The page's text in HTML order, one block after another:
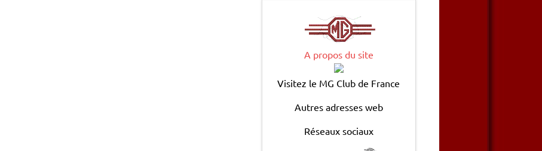
A propos du site
Visitez le MG Club de France
Autres adresses web
Réseaux sociaux